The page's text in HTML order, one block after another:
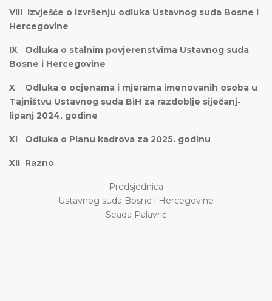
VIII Izvješće o izvršenju odluka Ustavnog suda Bosne i
Hercegovine
IX Odluka o stalnim povjerenstvima Ustavnog suda
Bosne i Hercegovine
X Odluka o ocjenama i mjerama imenovanih osoba u
Tajništvu Ustavnog suda BiH za razdoblje siječanj-
lipanj 2024. godine
XI Odluka o Planu kadrova za 2025. godinu
XII Razno
Predsjednica
Ustavnog suda Bosne i Hercegovine
Seada Palavrić